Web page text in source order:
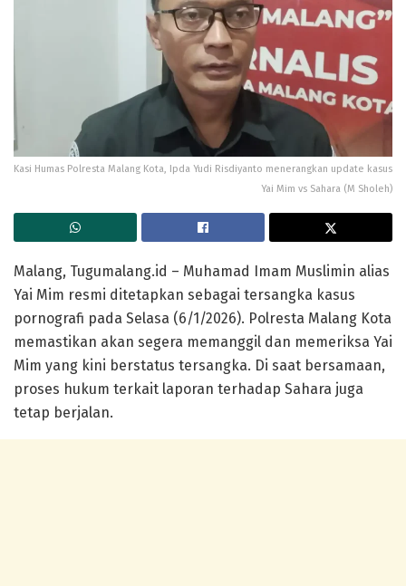
Kasi Humas Polresta Malang Kota, Ipda Yudi Risdiyanto menerangkan update kasus
Yai Mim vs Sahara (M Sholeh)
Malang, Tugumalang.id – Muhamad Imam Muslimin alias
Yai Mim resmi ditetapkan sebagai tersangka kasus
pornografi pada Selasa (6/1/2026). Polresta Malang Kota
memastikan akan segera memanggil dan memeriksa Yai
Mim yang kini berstatus tersangka. Di saat bersamaan,
proses hukum terkait laporan terhadap Sahara juga
tetap berjalan.